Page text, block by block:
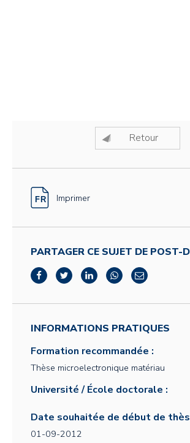
Retour
Imprimer
PARTAGER CE SUJET DE POST-
INFORMATIONS PRATIQUES
Formation recommandée :
Thèse microelectronique matériau
Université / École doctorale :
Date souhaitée de début de
01-09-2012